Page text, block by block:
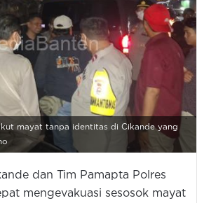
mayat tanpa identitas di Cikande yang
dan Tim Pamapta Polres
mengevakuasi sesosok mayat